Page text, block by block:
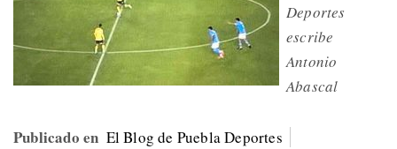
Deportes
escribe
Antonio
Abascal
Publicado en El Blog de Puebla Deportes